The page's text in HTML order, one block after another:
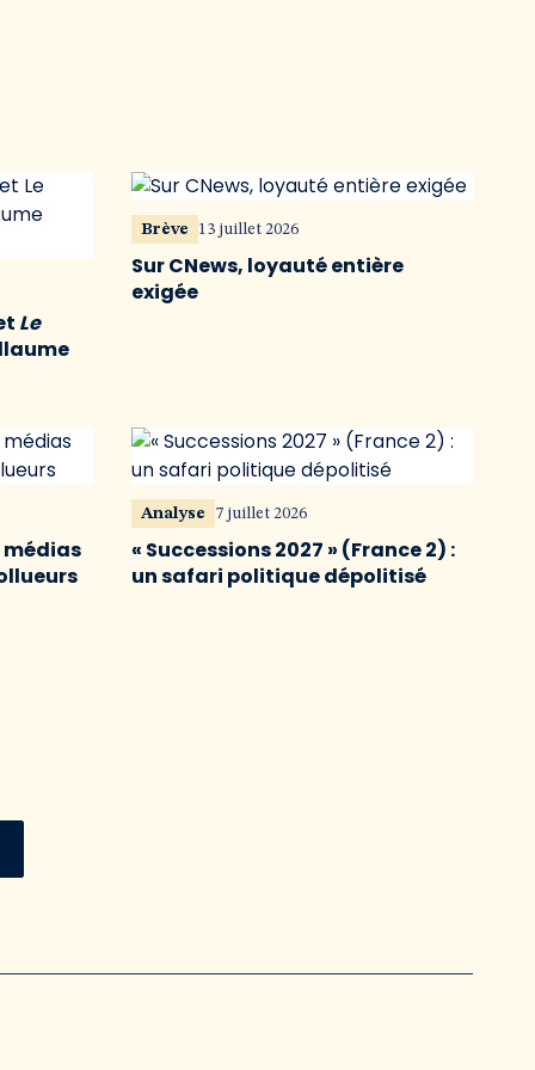
Le
Brève 13 juillet 2026
Sur CNews, loyauté entière
exigée
médias
Analyse 7 juillet 2026
« Successions 2027 » (France 2) :
un safari politique dépolitisé